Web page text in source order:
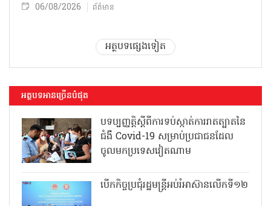
06/08/2026 ព័ត៌មាន
អត្ថបទផ្សេងទៀត
អត្ថបទអានច្រើនបំផុត
បទប្បញ្ញត្តិស្តីពីការទប់ស្កាត់ការរាតត្បាតនៃ
ជំងឺ Covid-19 សម្រាប់ប្រជាជនដែល
ចូលមកប្រទេសវៀតណាម
បើកកិច្ចប្រជុំរដ្ឋមន្ត្រីអប់រំអាស៊ានលើកទី១២